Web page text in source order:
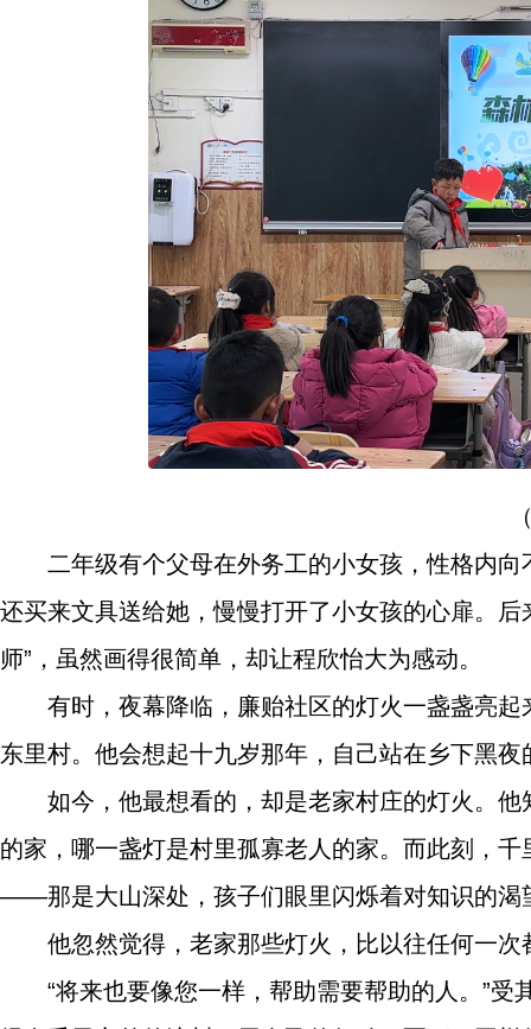
二年级有个父母在外务工的小女孩，性格内
还买来文具送给她，慢慢打开了小女孩的心扉。
师”，虽然画得很简单，却让程欣怡大为感动。
有时，夜幕降临，廉贻社区的灯火一盏盏亮
东里村。他会想起十九岁那年，自己站在乡下黑
如今，他最想看的，却是老家村庄的灯火。
的家，哪一盏灯是村里孤寡老人的家。而此刻，
——那是大山深处，孩子们眼里闪烁着对知识的渴
他忽然觉得，老家那些灯火，比以往任何一
“将来也要像您一样，帮助需要帮助的人。”